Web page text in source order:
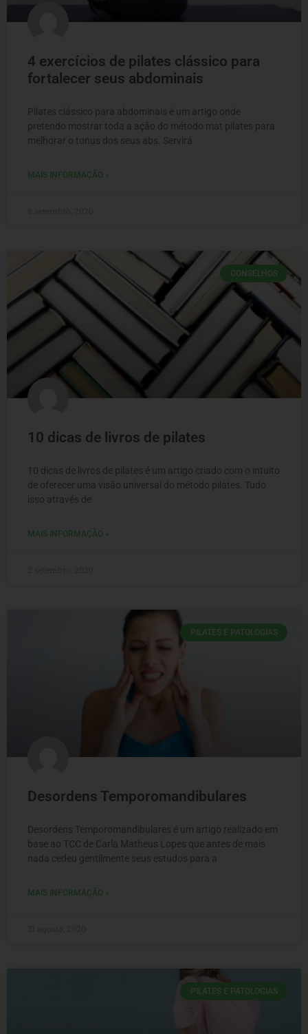
4 exercícios de pilates clássico para
fortalecer seus abdominais
Pilates clássico para abdominais é um artigo onde
pretendo mostrar toda a ação do método mat pilates para
melhorar o tonus dos seus abs. Servirá
MAIS INFORMAÇÃO »
CONSELHOS
10 dicas de livros de pilates
10 dicas de livros de pilates é um artigo criado com o intuito
de oferecer uma visão universal do método pilates. Tudo
isso através de
MAIS INFORMAÇÃO »
PILATES E PATOLOGIAS
Desordens Temporomandibulares
Desordens Temporomandibulares é um artigo realizado em
base ao TCC de Carla Matheus Lopes que antes de mais
nada cedeu gentilmente seus estudos para a
MAIS INFORMAÇÃO »
PILATES E PATOLOGIAS